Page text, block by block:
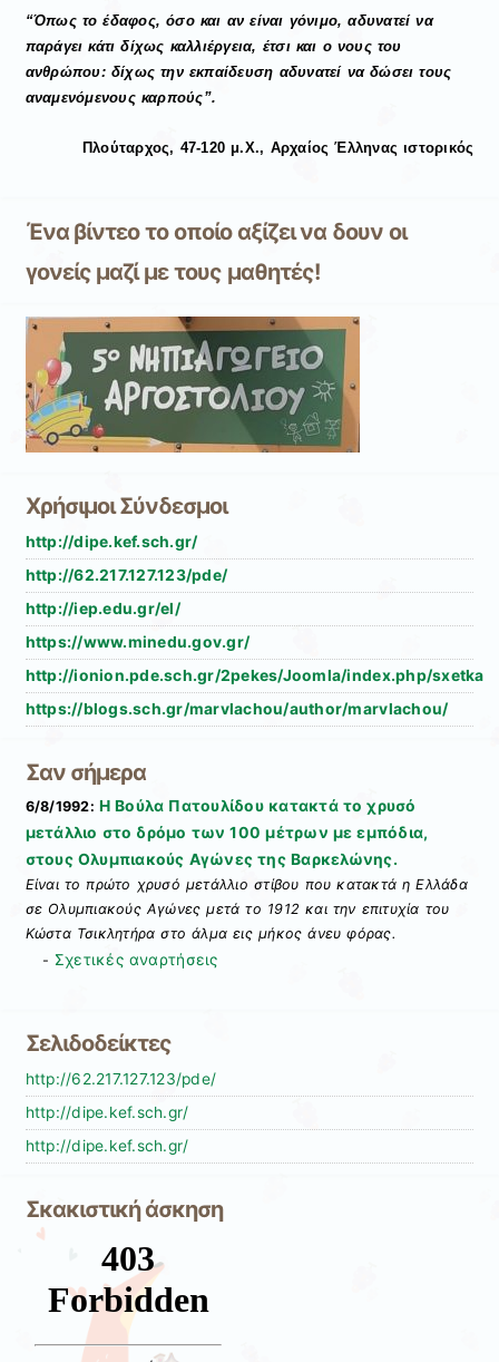
“Όπως το έδαφος, όσο και αν είναι γόνιμο, αδυνατεί να
παράγει κάτι δίχως καλλιέργεια, έτσι και ο νους του
ανθρώπου: δίχως την εκπαίδευση αδυνατεί να δώσει τους
αναμενόμενους καρπούς”.
Πλούταρχος, 47-120 μ.Χ., Αρχαίος Έλληνας ιστορικός
Ένα βίντεο το οποίο αξίζει να δουν οι
γονείς μαζί με τους μαθητές!
Χρήσιμοι Σύνδεσμοι
http://dipe.kef.sch.gr/
http://62.217.127.123/pde/
http://iep.edu.gr/el/
https://www.minedu.gov.gr/
http://ionion.pde.sch.gr/2pekes/Joomla/index.php/sxetka
https://blogs.sch.gr/marvlachou/author/marvlachou/
Σαν σήμερα
6/8/1992: Η Βούλα Πατουλίδου κατακτά το χρυσό
μετάλλιο στο δρόμο των 100 μέτρων με εμπόδια,
στους Ολυμπιακούς Αγώνες της Βαρκελώνης.
Είναι το πρώτο χρυσό μετάλλιο στίβου που κατακτά η Ελλάδα
σε Ολυμπιακούς Αγώνες μετά το 1912 και την επιτυχία του
Κώστα Τσικλητήρα στο άλμα εις μήκος άνευ φόρας.
- Σχετικές αναρτήσεις
Σελιδοδείκτες
http://62.217.127.123/pde/
http://dipe.kef.sch.gr/
http://dipe.kef.sch.gr/
Σκακιστική άσκηση